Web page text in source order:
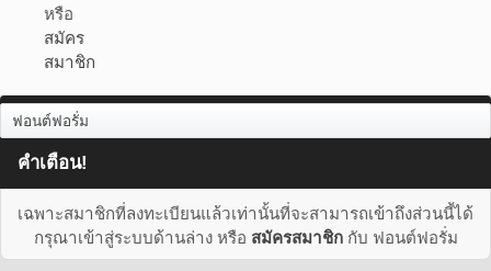
หรือ
สมัคร
สมาชิก
ฟอนต์ฟอรั่ม
คำเตือน!
เฉพาะสมาชิกที่ลงทะเบียนแล้วเท่านั้นที่จะสามารถเข้าถึงส่วนนี้ได้
กรุณาเข้าสู่ระบบด้านล่าง หรือ สมัครสมาชิกกับ ฟอนต์ฟอรั่ม